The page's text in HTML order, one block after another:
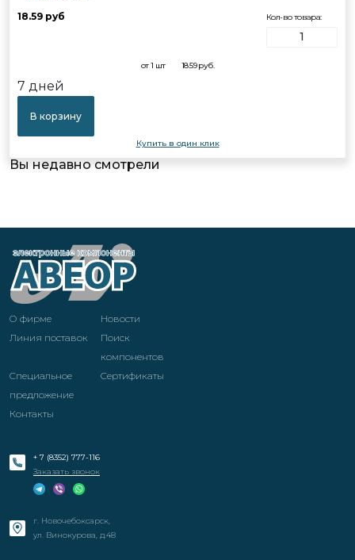
18.59 руб Кол-во товара:
от 1 шт 18.59руб.
7 дней
В корзину
Купить в один клик
Вы недавно смотрели
О фирме
Новости
Линия поставок
Поиск
компонентов
Специальное
предложение
Cертификаты
Контакты
+ 7 (8352) 777-116
Заказать звонок
г. Новочебоксарск,
ул. Винокурова, д.48